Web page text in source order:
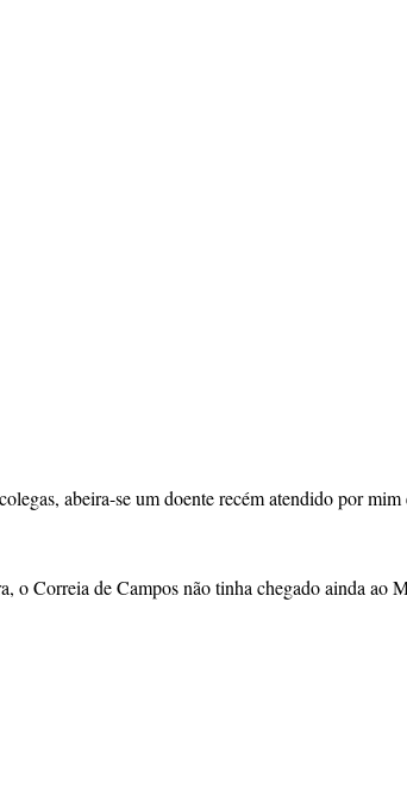
abeira-se um doente recém atendido por
o Correia de Campos não tinha chegado ainda